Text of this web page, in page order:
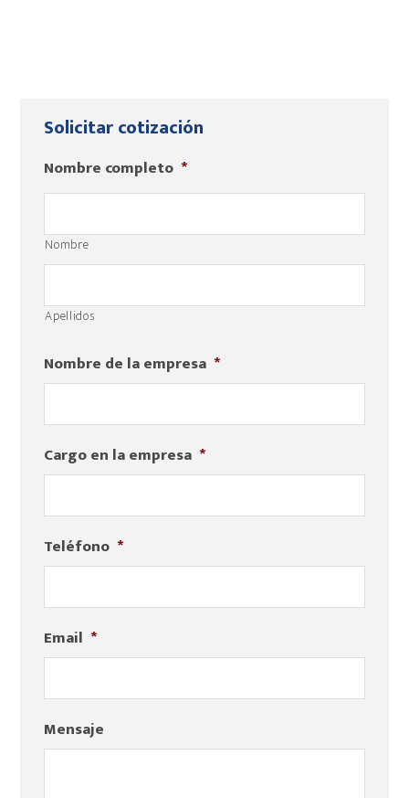
Barra
lateral
principal
Solicitar cotización
Nombre completo *
Nombre
Apellidos
Nombre de la empresa *
Cargo en la empresa *
Teléfono *
Email *
Mensaje